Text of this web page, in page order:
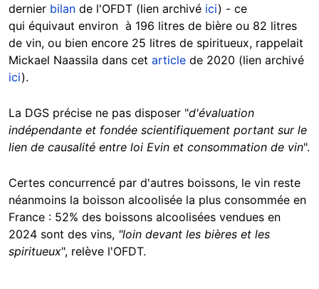
dernier bilan de l'OFDT (lien archivé ici) - ce
qui équivaut environ à 196 litres de bière ou 82 litres
de vin, ou bien encore 25 litres de spiritueux, rappelait
Mickael Naassila dans cet article de 2020 (lien archivé
ici).
La DGS précise ne pas disposer "d'évaluation
indépendante et fondée scientifiquement portant sur le
lien de causalité entre loi Evin et consommation de vin".
Certes concurrencé par d'autres boissons, le vin reste
néanmoins la boisson alcoolisée la plus consommée en
France : 52% des boissons alcoolisées vendues en
2024 sont des vins, "loin devant les bières et les
spiritueux", relève l'OFDT.